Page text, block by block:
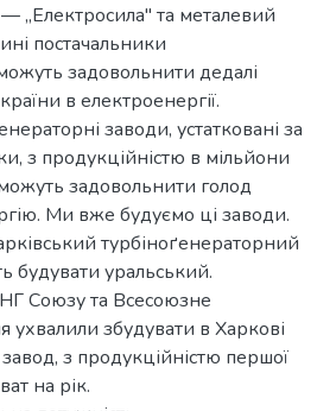
„Електросила" та металевий
постачальники
задовольнити дедалі
в електроенергії.
заводи, устатковані за
з продукційністю в мільйони
задовольнити голод
Ми вже будуємо ці заводи.
турбіноґенераторний
будувати уральський.
Союзу та Всесоюзне
ухвалили збудувати в Харкові
з продукційністю першої
на рік.